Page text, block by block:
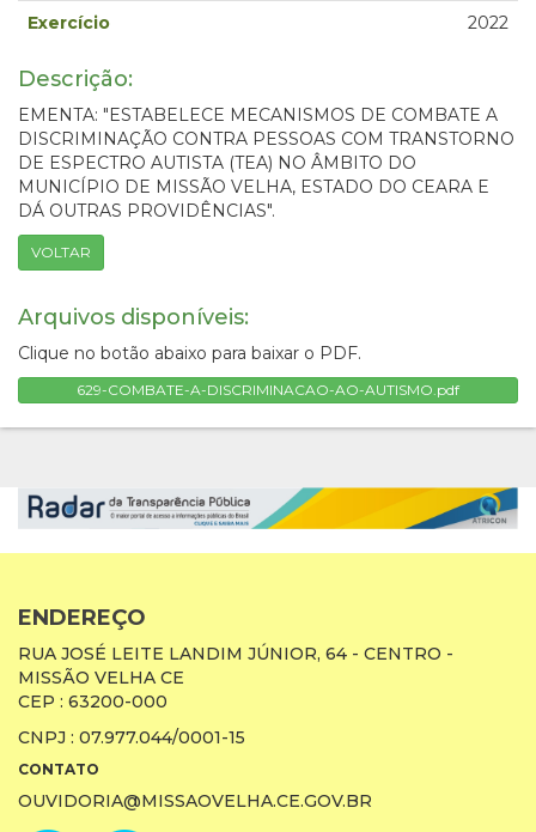
Exercício 2022
Descrição:
EMENTA: "ESTABELECE MECANISMOS DE COMBATE A
DISCRIMINAÇÃO CONTRA PESSOAS COM TRANSTORNO
DE ESPECTRO AUTISTA (TEA) NO ÂMBITO DO
MUNICÍPIO DE MISSÃO VELHA, ESTADO DO CEARA E
DÁ OUTRAS PROVIDÊNCIAS".
VOLTAR
Arquivos disponíveis:
Clique no botão abaixo para baixar o PDF.
629-COMBATE-A-DISCRIMINACAO-AO-AUTISMO.pdf
ENDEREÇO
RUA JOSÉ LEITE LANDIM JÚNIOR, 64 - CENTRO -
MISSÃO VELHA CE
CEP : 63200-000
CNPJ : 07.977.044/0001-15
CONTATO
OUVIDORIA@MISSAOVELHA.CE.GOV.BR